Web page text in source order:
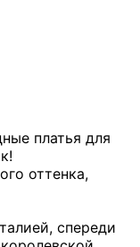
платья для
оттенка,
спереди